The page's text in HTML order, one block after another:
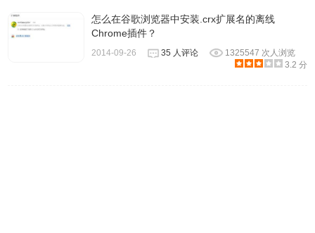
怎么在谷歌浏览器中安装.crx扩展名的离线
Chrome插件？
2014-09-26 35 人评论
1325547 次人浏览
3.2 分